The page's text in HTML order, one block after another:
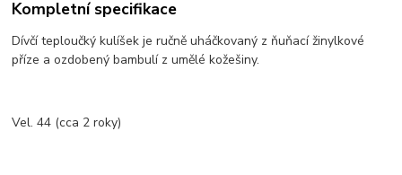
Kompletní specifikace
Dívčí teploučký kulíšek je ručně uháčkovaný z ňuňací žinylkové
příze a ozdobený bambulí z umělé kožešiny.
Vel. 44 (cca 2 roky)